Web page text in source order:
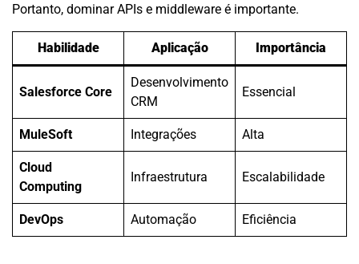
Portanto, dominar APIs e middleware é importante.
Habilidade Aplicação Importância
Salesforce Core
Desenvolvimento
CRM
Essencial
MuleSoft Integrações Alta
Cloud
Computing
Infraestrutura Escalabilidade
DevOps Automação Eficiência